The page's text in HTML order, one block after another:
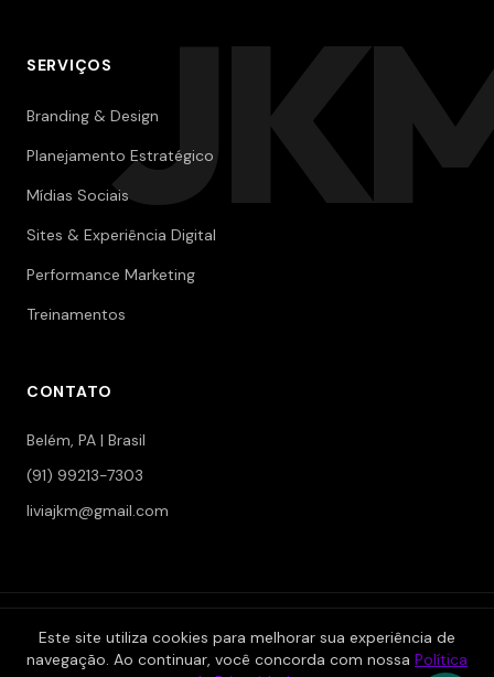
SERVIÇOS
Branding & Design
Planejamento Estratégico
Mídias Sociais
Sites & Experiência Digital
Performance Marketing
Treinamentos
CONTATO
Belém, PA | Brasil
(91) 99213-7303
liviajkm@gmail.com
© 2006-2026 Jokerman — Branding & Marketing. Todos os
direitos reservados.
Este site utiliza cookies para melhorar sua experiência de
navegação. Ao continuar, você concorda com nossa Política